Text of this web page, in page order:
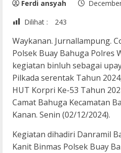
Ferdi ansyah
Dilihat :
243
Waykanan. Jurnallampung.
Polsek Buay Bahuga Polres
kegiatan binluh sebagai
Pilkada serentak Tahun
HUT Korpri Ke-53 Tahun
Camat Bahuga Kecamatan
Kanan. Senin (02/12/2024).
Kegiatan dihadiri Danramil
Kanit Binmas Polsek Buay